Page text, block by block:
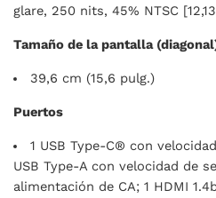
glare, 250 nits, 45% NTSC
Tamaño de la pantalla
39,6 cm (15,6 pulg.)
Puertos
1 USB Type-C® con
USB Type-A con velocidad de
alimentación de CA; 1 HDMI